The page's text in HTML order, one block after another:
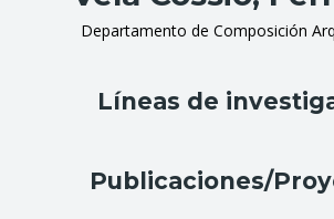
Departamento de Composición
Líneas de
Publicaciones/